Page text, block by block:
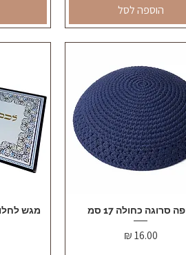
הוספה לסל
תצוגה מהירה
סרוגה כחולה 17 סמ
מחיר
מגש